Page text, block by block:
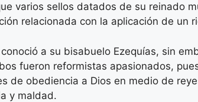
varios sellos datados de su reinado
relacionada con la aplicación de un
a su bisabuelo Ezequías, sin
fueron reformistas apasionados,
de obediencia a Dios en medio de
y maldad.